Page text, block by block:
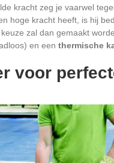
kracht zeg je vaarwel
hoge kracht heeft, is hij
zal dan gemaakt
en een thermische
voor